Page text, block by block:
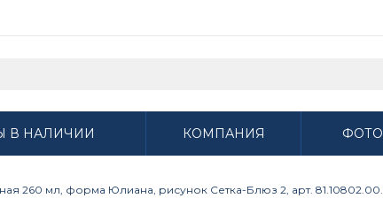
В НАЛИЧИИ КОМПАНИЯ
260 мл, форма Юлиана, рисунок Сетка-Блюз 2, арт.